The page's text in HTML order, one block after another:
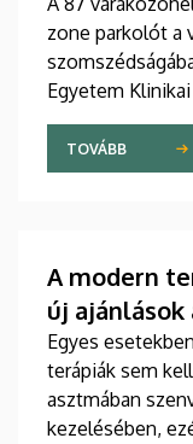
zone parkolót a
Egyetem
Az új területet
a járművek előtt.
TOVÁBB
A modern
új ajánlások
Egyes
terápiák sem
asztmában
kezelésében,